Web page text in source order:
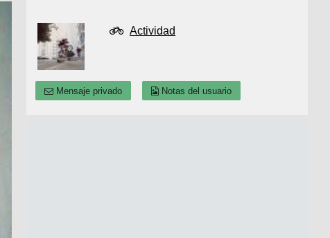
Actividad
Mensaje privado Notas del usuario